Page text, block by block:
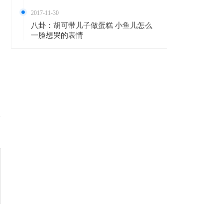
2017-11-30
八卦：胡可带儿子做蛋糕 小鱼儿怎么
一脸想哭的表情